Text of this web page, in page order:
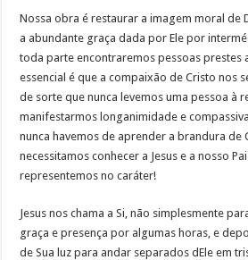
Nossa obra é restaurar a imagem moral de
a abundante graça dada por Ele por
toda parte encontraremos pessoas prestes
essencial é que a compaixão de Cristo nos
de sorte que nunca levemos uma pessoa à
manifestarmos longanimidade e
nunca havemos de aprender a brandura de
necessitamos conhecer a Jesus e a nosso
representemos no caráter!
Jesus nos chama a Si, não simplesmente
graça e presença por algumas horas, e
de Sua luz para andar separados dEle em